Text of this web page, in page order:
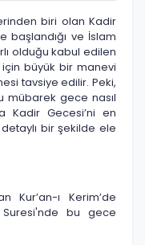
biri olan Kadir
başlandığı ve İslam
olduğu kabul edilen
büyük bir manevi
tavsiye edilir. Peki,
mübarek gece nasıl
Kadir Gecesi’ni en
bir şekilde ele
Kur’an-ı Kerim’de
Suresi'nde bu gece